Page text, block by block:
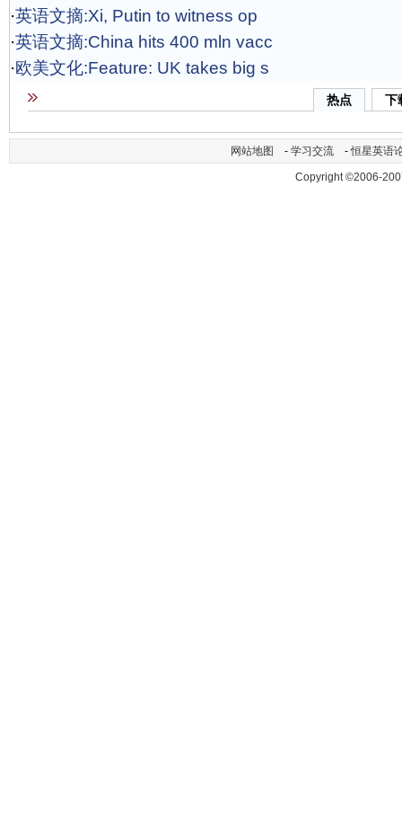
·英语文摘:Xi, Putin to witness op
·英语文摘:China hits 400 mln vacc
·欧美文化:Feature: UK takes big s
热点 下
网站地图 - 学习交流 -恒星英语
Copyright ©2006-